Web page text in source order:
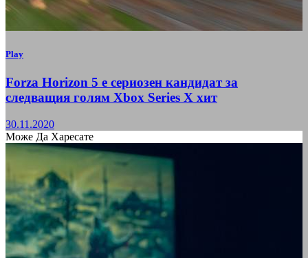
Play
Forza Horizon 5 е сериозен кандидат за
следващия голям Xbox Series X хит
30.11.2020
Може Да Харесате